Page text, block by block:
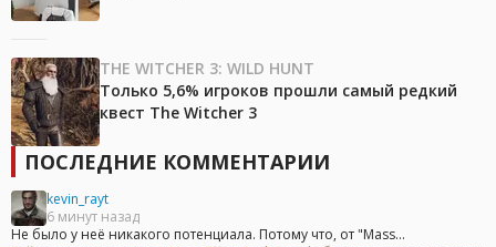
THE WITCHER 3: WILD HUNT
Только 5,6% игроков прошли самый редкий
квест The Witcher 3
ПОСЛЕДНИЕ КОММЕНТАРИИ
kevin_rayt
6 минут назад
Не было у неё никакого потенциала. Потому что, от "Mass...